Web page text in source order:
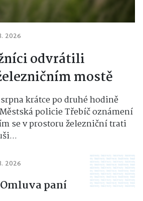
2026
odvrátili
mostě
krátce po druhé hodině
policie Třebíč oznámení
se v prostoru železniční trati
2026
Omluva paní